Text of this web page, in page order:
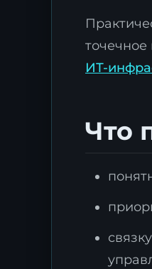
ИТ-
Что